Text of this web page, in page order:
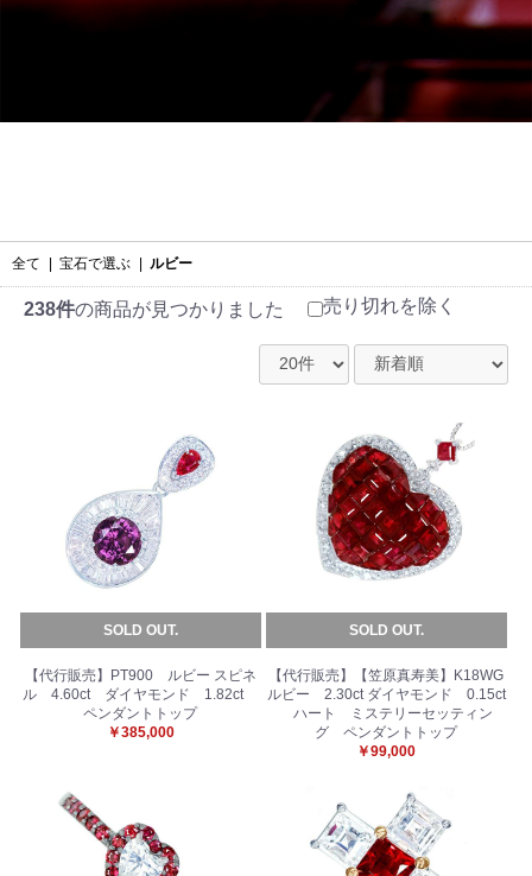
全て 宝石で選ぶ ルビー
238件の商品が見つかりました 売り切れを除く
SOLD OUT.
【代行販売】PT900 ルビー スピネ
ル 4.60ct ダイヤモンド 1.82ct
ペンダントトップ
￥385,000
SOLD OUT.
【代行販売】【笠原真寿美】K18WG
ルビー 2.30ct ダイヤモンド 0.15ct
ハート ミステリーセッティン
グ ペンダントトップ
￥99,000